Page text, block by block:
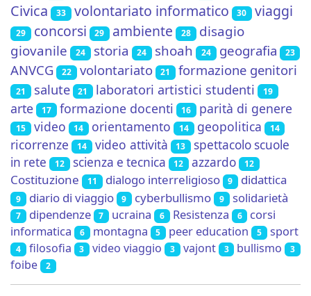
Civica
33 volontariato informatico 30 viaggi
29 concorsi 29 ambiente 28
disagio
giovanile
24 storia 24 shoah 24 geografia 23
ANVCG 22 volontariato 21 formazione genitori
21 salute 21 laboratori artistici studenti 19
arte 17 formazione docenti 16 parità di genere
15 video 14 orientamento 14 geopolitica 14
ricorrenze 14 video attività 13
spettacolo scuole
in rete
12 scienza e tecnica 12 azzardo 12
Costituzione 11 dialogo interreligioso 9 didattica
9 diario di viaggio 9 cyberbullismo 9 solidarietà
7 dipendenze 7 ucraina 6 Resistenza 6
corsi
informatica
6 montagna 5 peer education 5 sport
4 filosofia 3 video viaggio 3 vajont 3 bullismo 3
foibe 2